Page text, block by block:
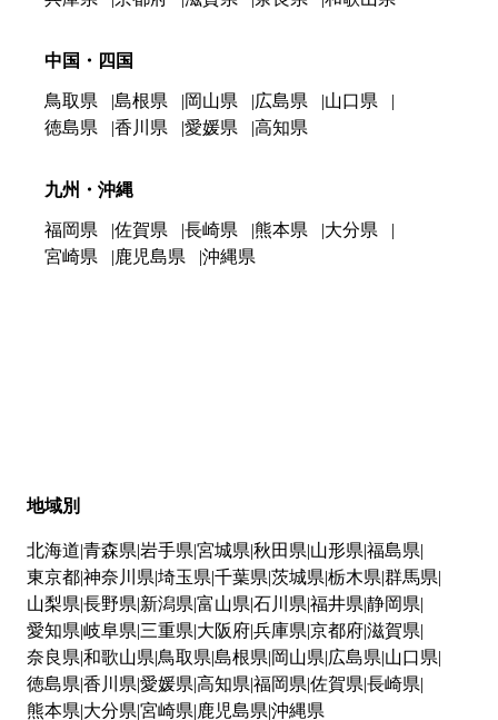
中国・四国
鳥取県 島根県 岡山県 広島県
山口県
徳島県
香川県 愛媛県 高知県
九州・沖縄
福岡県 佐賀県 長崎県 熊本県
大分県
宮崎県
鹿児島県 沖縄県
地域別
北海道 青森県 岩手県 宮城県 秋田県 山形県 福島県
東京都神奈川県 埼玉県 千葉県 茨城県 栃木県 群馬県
山梨県 長野県 新潟県 富山県 石川県 福井県 静岡県
愛知県 岐阜県 三重県 大阪府兵庫県 京都府滋賀県
奈良県 和歌山県 鳥取県 島根県 岡山県 広島県 山口県
徳島県 香川県 愛媛県 高知県 福岡県 佐賀県 長崎県
熊本県 大分県 宮崎県 鹿児島県 沖縄県